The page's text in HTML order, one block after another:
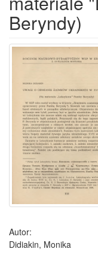
Beryndy)
Autor:
Didiakin, Monika